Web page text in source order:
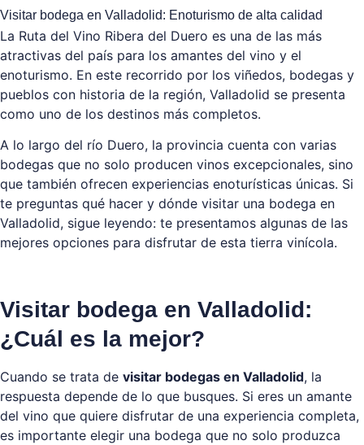
Visitar bodega en Valladolid: Enoturismo de alta calidad
La Ruta del Vino Ribera del Duero es una de las más
atractivas del país para los amantes del vino y el
enoturismo. En este recorrido por los viñedos, bodegas y
pueblos con historia de la región, Valladolid se presenta
como uno de los destinos más completos.
A lo largo del río Duero, la provincia cuenta con varias
bodegas que no solo producen vinos excepcionales, sino
que también ofrecen experiencias enoturísticas únicas. Si
te preguntas qué hacer y dónde visitar una bodega en
Valladolid, sigue leyendo: te presentamos algunas de las
mejores opciones para disfrutar de esta tierra vinícola.
Visitar bodega en Valladolid:
¿Cuál es la mejor?
Cuando se trata de visitar bodegas en Valladolid, la
respuesta depende de lo que busques. Si eres un amante
del vino que quiere disfrutar de una experiencia completa,
es importante elegir una bodega que no solo produzca